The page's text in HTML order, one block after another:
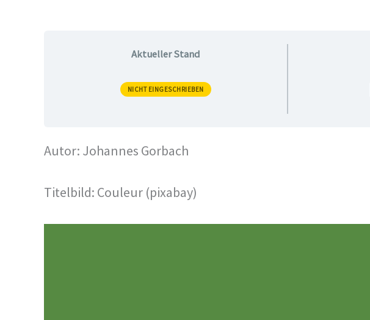
Aktueller Stand
NICHT EINGESCHRIEBEN
Autor: Johannes Gorbach
Titelbild: Couleur (pixabay)